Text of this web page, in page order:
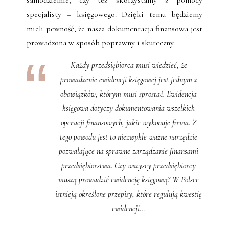
specjalisty – księgowego. Dzięki temu będziemy
mieli pewność, że nasza dokumentacja finansowa jest
prowadzona w sposób poprawny i skuteczny.
Każdy przedsiębiorca musi wiedzieć, że
prowadzenie ewidencji księgowej jest jednym z
obowiązków, którym musi sprostać. Ewidencja
księgowa dotyczy dokumentowania wszelkich
operacji finansowych, jakie wykonuje firma. Z
tego powodu jest to niezwykle ważne narzędzie
pozwalające na sprawne zarządzanie finansami
przedsiębiorstwa. Czy wszyscy przedsiębiorcy
muszą prowadzić ewidencję księgową? W Polsce
istnieją określone przepisy, które regulują kwestię
ewidencji…